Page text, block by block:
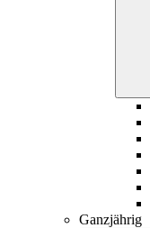
Ganzjährig